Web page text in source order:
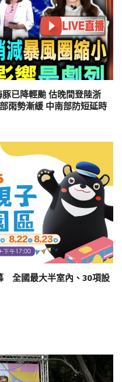
已降輕颱 估晚間登陸浙
雨勢漸緩 中南部防短延時
全國最大半室內、30項設